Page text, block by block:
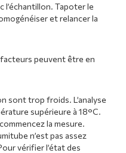
l’échantillon. Tapoter le
et relancer la
peuvent être en
sont trop froids. L’analyse
supérieure à 18°C.
la mesure.
n’est pas assez
vérifier l’état des